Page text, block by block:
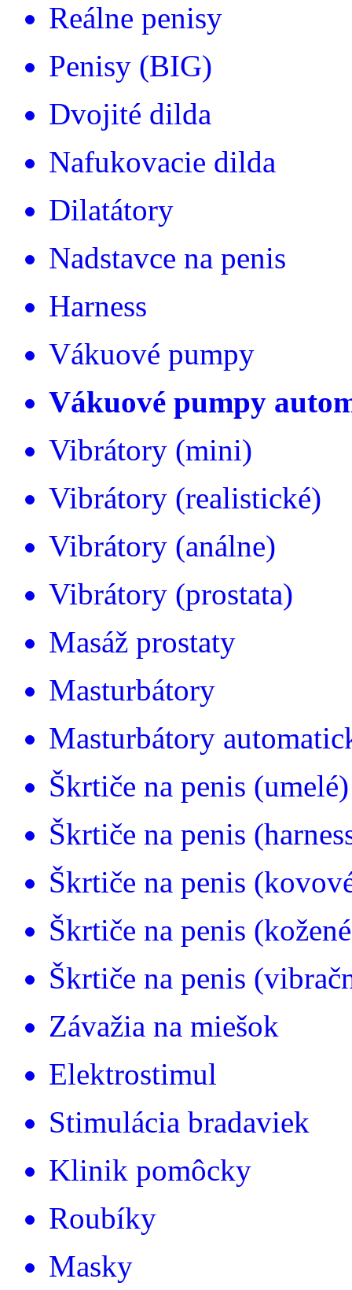
Reálne penisy
Penisy (BIG)
Dvojité dilda
Nafukovacie dilda
Dilatátory
Nadstavce na penis
Harness
Vákuové pumpy
Vákuové pumpy
Vibrátory (mini)
Vibrátory (realistické)
Vibrátory (análne)
Vibrátory (prostata)
Masáž prostaty
Masturbátory
Masturbátory
Škrtiče na penis (umelé)
Škrtiče na penis
Škrtiče na penis
Škrtiče na penis
Škrtiče na penis
Závažia na miešok
Elektrostimul
Stimulácia bradaviek
Klinik pomôcky
Roubíky
Masky